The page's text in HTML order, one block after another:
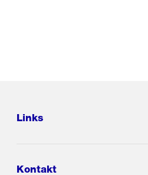
Links
Kontakt